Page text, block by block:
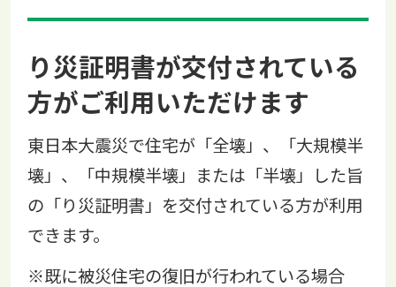
り災証明書が交付されている
方がご利用いただけます
東日本大震災で住宅が「全壊」、「大規模半
壊」、「中規模半壊」または「半壊」した旨
の「り災証明書」を交付されている方が利用
できます。
※既に被災住宅の復旧が行われている場合